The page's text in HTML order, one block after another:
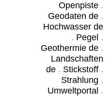
Openpiste.
Geodaten de.
Hochwasser de
. Pegel .
Geothermie de.
Landschaften
de. Stickstoff.
Strahlung .
Umweltportal .